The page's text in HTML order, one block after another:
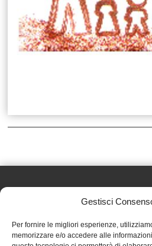
Gestisci
Per fornire le migliori esperienze,
memorizzare e/o accedere alle
Effatà Editrice di Pellegrino
C.F. e P.IVA 09655250018